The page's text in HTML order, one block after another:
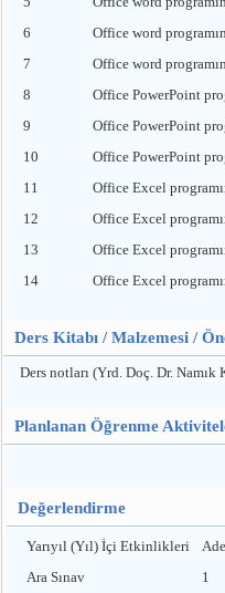
6
Office word
7
Office word
8
Office PowerPoint
9
Office PowerPoint
10
Office PowerPoint
11
Office Excel
12
Office Excel
13
Office Excel
14
Office Excel
Ders Kitabı / Malzemesi /
Ders notları (Yrd. Doç. Dr. Namık
Planlanan Öğrenme
Değerlendirme
Yarıyıl (Yıl) İçi Etkinlikleri
Ara Sınav
1